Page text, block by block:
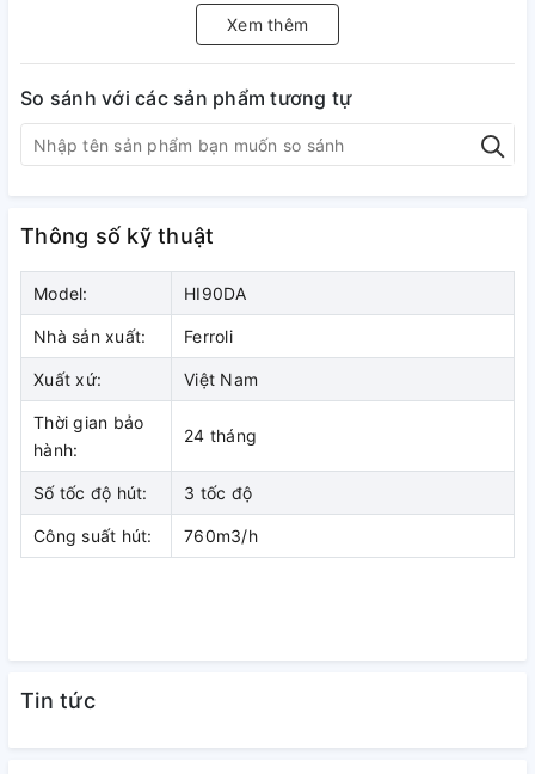
THIẾT KẾ MÀN PHẲNG SANG
TRỌNG ĐẲNG CẤP
Thiết kế màn phẳng màu đen cùng cơ chế trượt mở nhẹ
nhàng khi hoạt động đem đến vẻ đẹp sang trọng và đẳng
cấp cho không gian bếp.
Xem thêm
So sánh với các sản phẩm tương tự
Thông số kỹ thuật
Model: HI90DA
Nhà sản xuất: Ferroli
Xuất xứ: Việt Nam
Thời gian bảo
hành:
24 tháng
Số tốc độ hút: 3 tốc độ
Công suất hút: 760m3/h
Tin tức